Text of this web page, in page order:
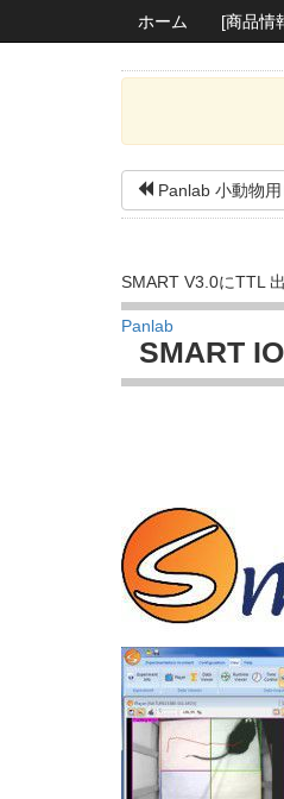
ホーム [商品情
Panlab 小動物
SMART V3.0にTTL
Panlab
SMART